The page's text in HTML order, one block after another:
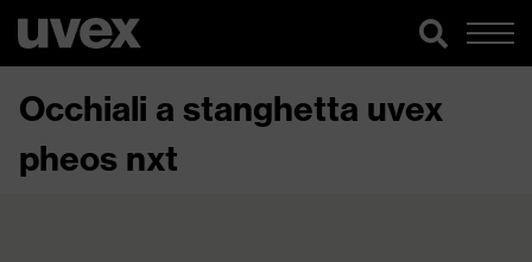
Occhiali a stanghetta uvex
pheos nxt